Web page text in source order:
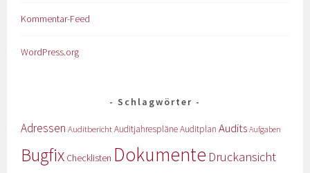
Kommentar-Feed
WordPress.org
Schlagwörter
Adressen AuditberichtAuditjahrespläneAuditplan Audits Aufgaben
Bugfix Checklisten Dokumente Druckansicht